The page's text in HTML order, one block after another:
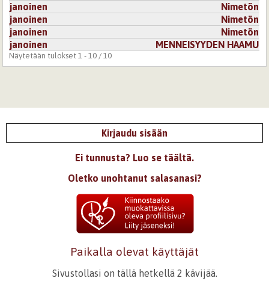
janoinen
Nimetön
janoinen
Nimetön
janoinen
Nimetön
janoinen
MENNEISYYDEN HAAMU
Näytetään tulokset 1 - 10 / 10
Kirjaudu sisään
Ei tunnusta? Luo se täältä.
Oletko unohtanut salasanasi?
Paikalla olevat käyttäjät
Sivustollasi on tällä hetkellä 2 kävijää.